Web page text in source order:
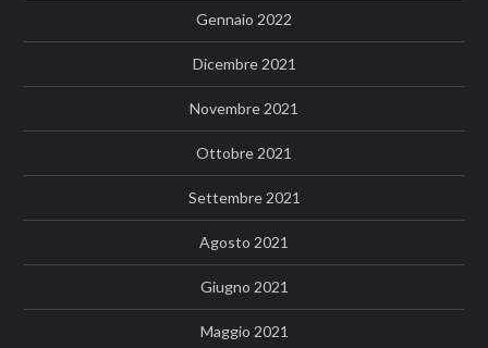
Gennaio 2022
Dicembre 2021
Novembre 2021
Ottobre 2021
Settembre 2021
Agosto 2021
Giugno 2021
Maggio 2021